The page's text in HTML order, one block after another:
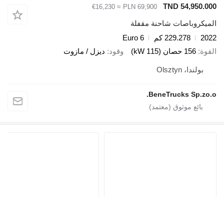
TND
PLN 69,900
≈ €16,230
شاحنة مقفلة
229.278 كم
Euro 6
156 حصان (115 kW) وقود ديزل / مازوت
بولندا، Olsztyn
BeneTrucks